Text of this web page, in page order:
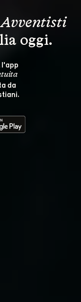
oggi.
l'app
da